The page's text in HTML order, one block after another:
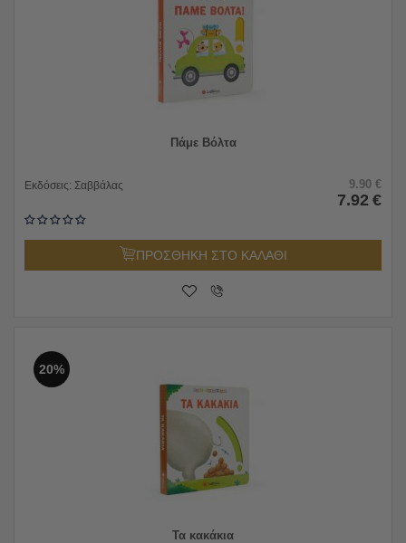
Πάμε Βόλτα
Εκδόσεις: Σαββάλας 9.90 €
7.92 €
ΠΡΟΣΘΗΚΗ ΣΤΟ ΚΑΛΑΘΙ
20%
Τα κακάκια